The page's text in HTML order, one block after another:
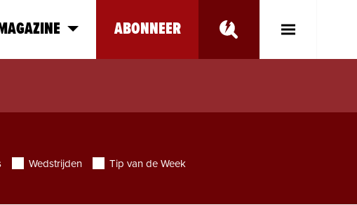
ABONNEER
Toggle
Wedstrijden Tip van de Week